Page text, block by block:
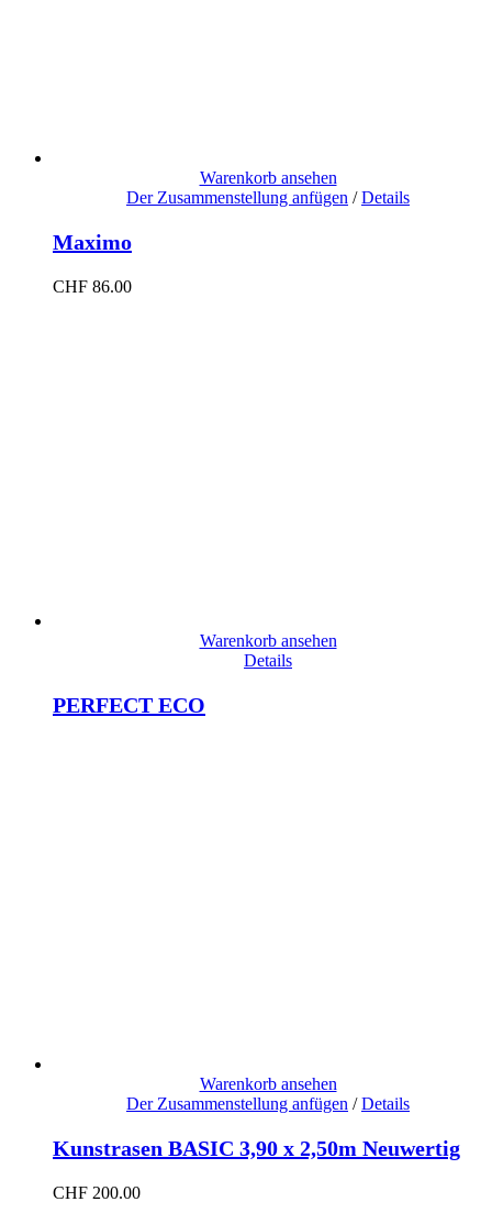
Warenkorb ansehen
Der Zusammenstellung anfügen / Details
Maximo
CHF 86.00
Warenkorb ansehen
Details
PERFECT ECO
Warenkorb ansehen
Der Zusammenstellung anfügen / Details
Kunstrasen BASIC 3,90 x 2,50m Neuwertig
CHF 200.00